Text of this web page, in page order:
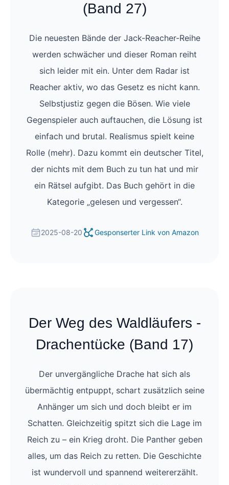
(Band 27)
Die neuesten Bände der Jack-Reacher-Reihe
werden schwächer und dieser Roman reiht
sich leider mit ein. Unter dem Radar ist
Reacher aktiv, wo das Gesetz es nicht kann.
Selbstjustiz gegen die Bösen. Wie viele
Gegenspieler auch auftauchen, die Lösung ist
einfach und brutal. Realismus spielt keine
Rolle (mehr). Dazu kommt ein deutscher Titel,
der nichts mit dem Buch zu tun hat und mir
ein Rätsel aufgibt. Das Buch gehört in die
Kategorie „gelesen und vergessen“.
2025-08-20 Gesponserter Link von Amazon
Der Weg des Waldläufers -
Drachentücke (Band 17)
Der unvergängliche Drache hat sich als
übermächtig entpuppt, schart zusätzlich seine
Anhänger um sich und doch bleibt er im
Schatten. Gleichzeitig spitzt sich die Lage im
Reich zu – ein Krieg droht. Die Panther geben
alles, um das Reich zu retten. Die Geschichte
ist wundervoll und spannend weitererzählt.